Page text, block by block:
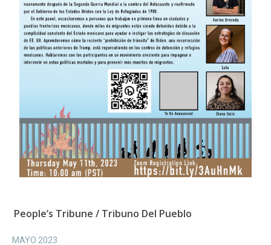
People’s Tribune / Tribuno Del Pueblo
MAYO 2023